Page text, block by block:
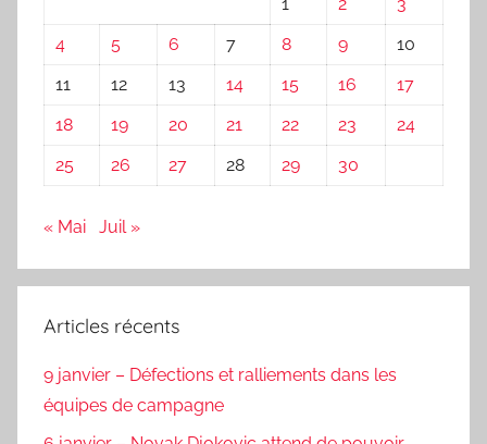
4
5 6 7 8 9
10
11
12 13 14 15 16
17
18
19 20 21 22 23
24
25
26 27 28 29 30
« Mai Juil »
Articles récents
9 janvier – Défections et ralliements dans les
équipes de campagne